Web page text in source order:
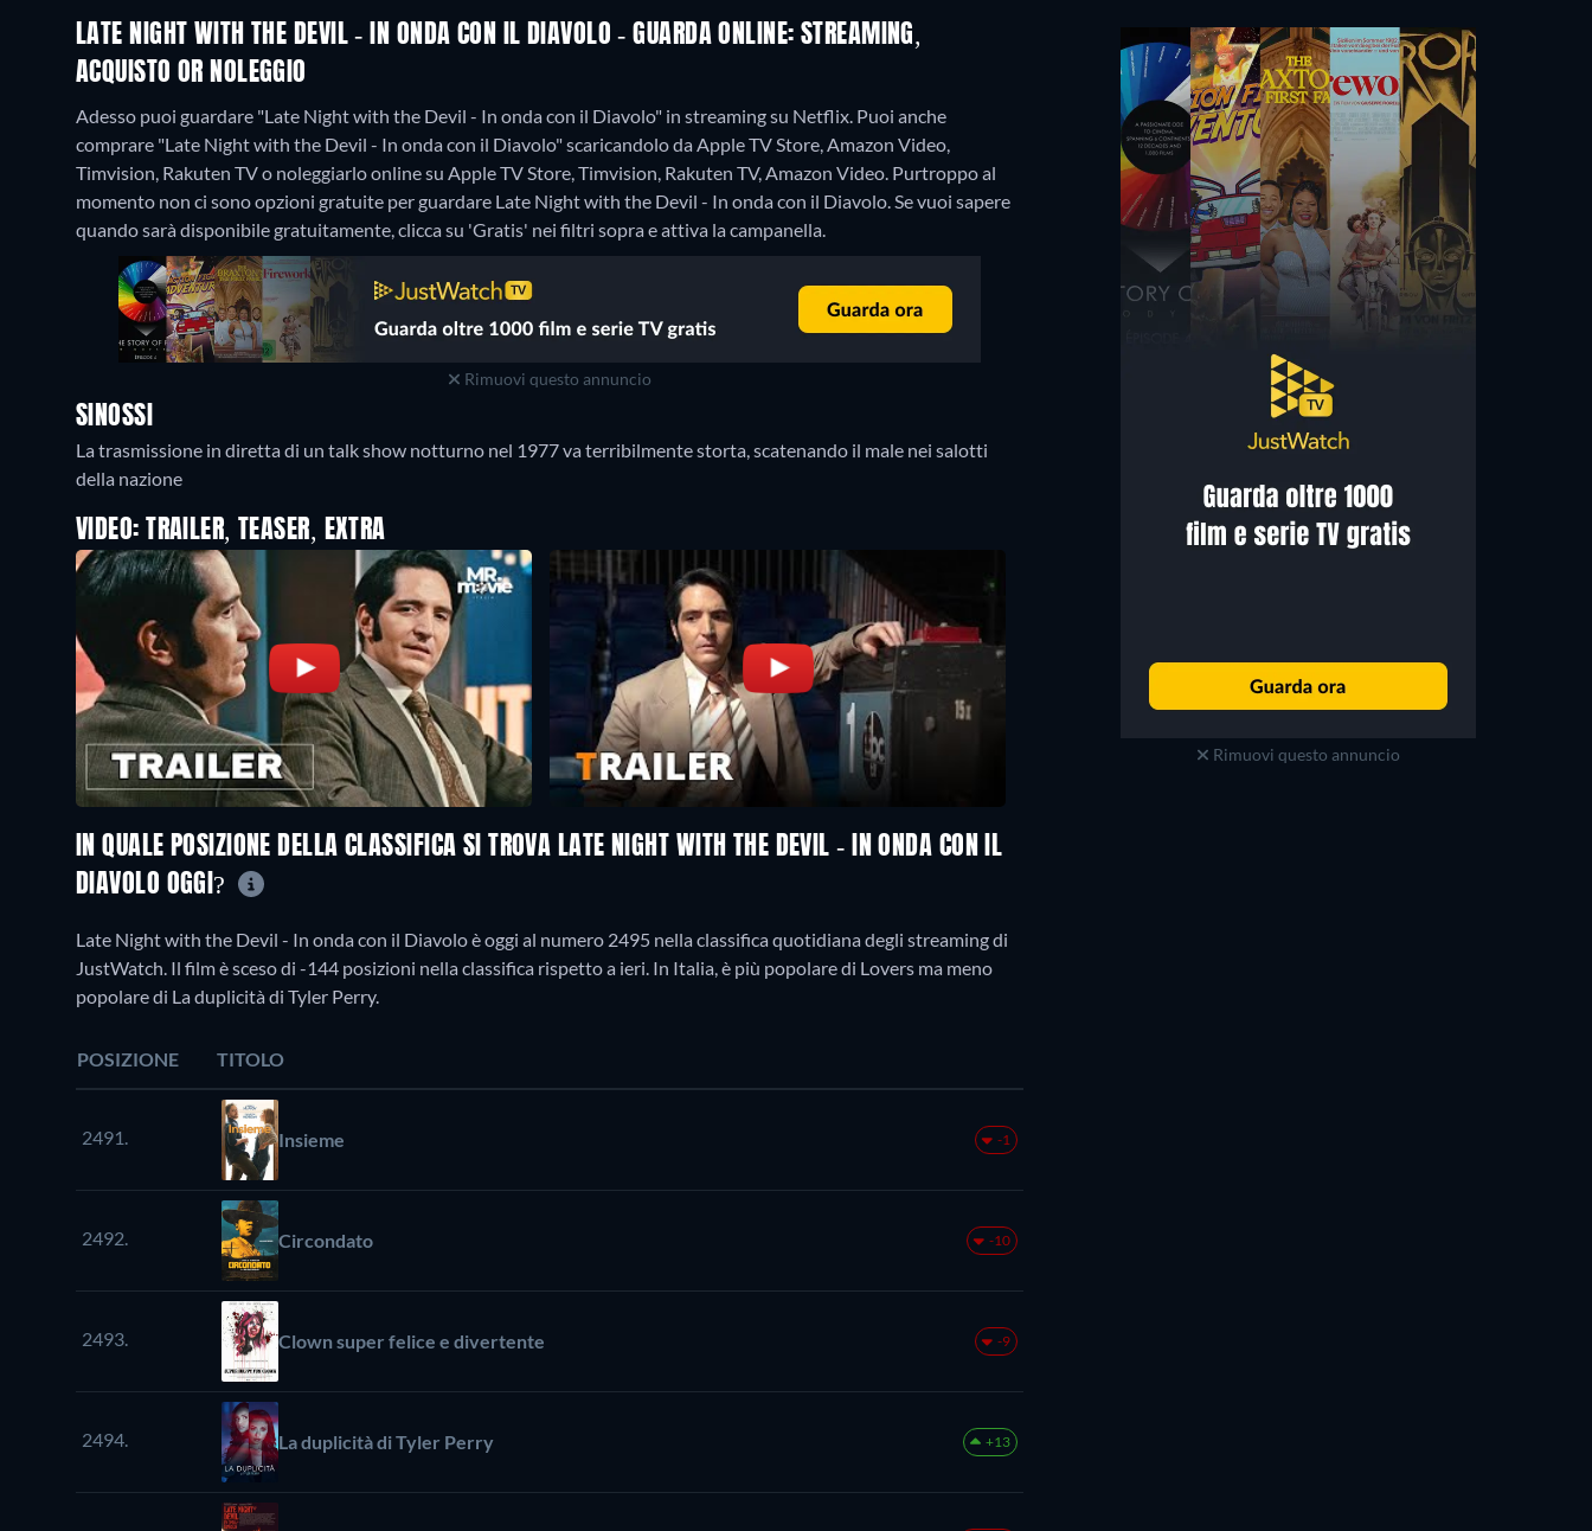
LATE NIGHT WITH THE DEVIL - IN ONDA CON IL DIAVOLO - GUARDA ONLINE: STREAMING,
ACQUISTO OR NOLEGGIO
Adesso puoi guardare "Late Night with the Devil - In onda con il Diavolo" in streaming su Netflix. Puoi anche
comprare "Late Night with the Devil - In onda con il Diavolo" scaricandolo da Apple TV Store, Amazon Video,
Timvision, Rakuten TV o noleggiarlo online su Apple TV Store, Timvision, Rakuten TV, Amazon Video. Purtroppo al
momento non ci sono opzioni gratuite per guardare Late Night with the Devil - In onda con il Diavolo. Se vuoi sapere
quando sarà disponibile gratuitamente, clicca su 'Gratis' nei filtri sopra e attiva la campanella.
Rimuovi questo annuncio
SINOSSI
La trasmissione in diretta di un talk show notturno nel 1977 va terribilmente storta, scatenando il male nei salotti
della nazione
VIDEO: TRAILER, TEASER, EXTRA
Rimuovi questo annuncio
IN QUALE POSIZIONE DELLA CLASSIFICA SI TROVA LATE NIGHT WITH THE DEVIL - IN ONDA CON IL
DIAVOLO OGGI?
Late Night with the Devil - In onda con il Diavolo è oggi al numero 2495 nella classifica quotidiana degli streaming di
JustWatch. Il film è sceso di -144 posizioni nella classifica rispetto a ieri. In Italia, è più popolare di Lovers ma meno
popolare di La duplicità di Tyler Perry.
POSIZIONE TITOLO
2491. Insieme -1
2492. Circondato -10
2493. Clown super felice e divertente -9
2494. La duplicità di Tyler Perry +13